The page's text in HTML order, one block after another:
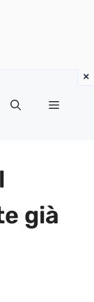
Menu
già